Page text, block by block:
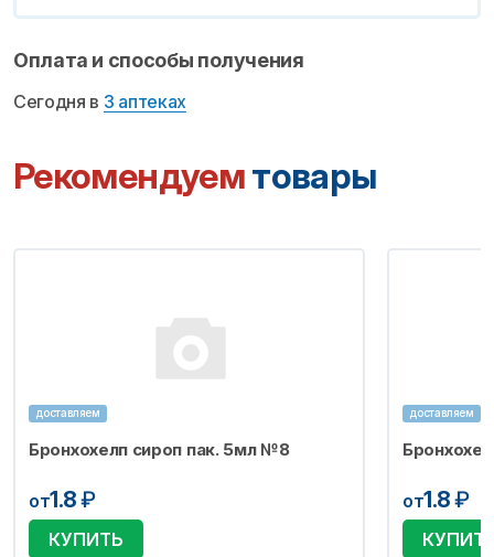
Оплата и способы получения
Сегодня в 3 аптеках
Рекомендуемтовары
доставляем
Бронхохелп сироп пак. 5мл №8
от1.8₽
КУПИТЬ
доставляем
от1.8₽